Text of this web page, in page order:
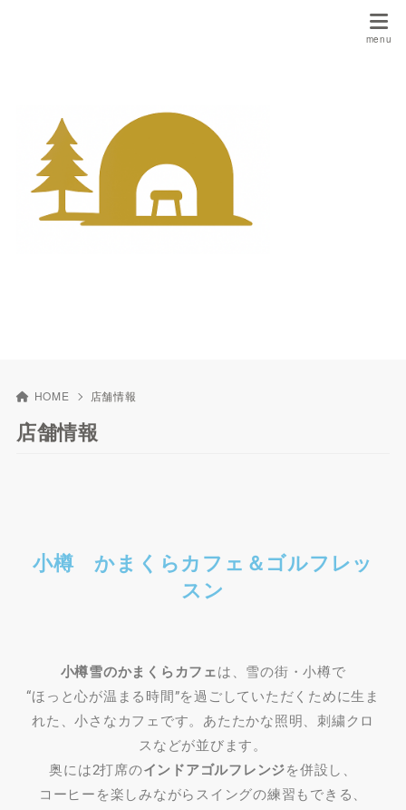
HOME 店舗情報
店舗情報
小樽 かまくらカフェ＆ゴルフレッ
スン
小樽雪のかまくらカフェは、雪の街・小樽で
“ほっと心が温まる時間”を過ごしていただくために生ま
れた、小さなカフェです。あたたかな照明、刺繍クロ
スなどが並びます。
奥には2打席のインドアゴルフレンジを併設し、
コーヒーを楽しみながらスイングの練習もできる、